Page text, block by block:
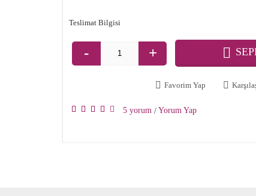
Teslimat Bilgisi
- +
Favorim Yap
5 yorum / Yorum Yap